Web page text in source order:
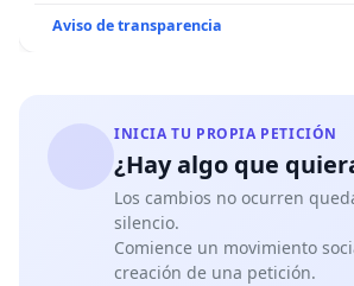
Aviso de transparencia
INICIA TU PROPIA PETICIÓN
¿Hay algo que
Los cambios no ocurren
silencio.
Comience un movimiento
creación de una petición.